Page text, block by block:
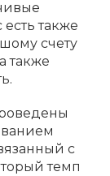
также
счету
также
с
темп